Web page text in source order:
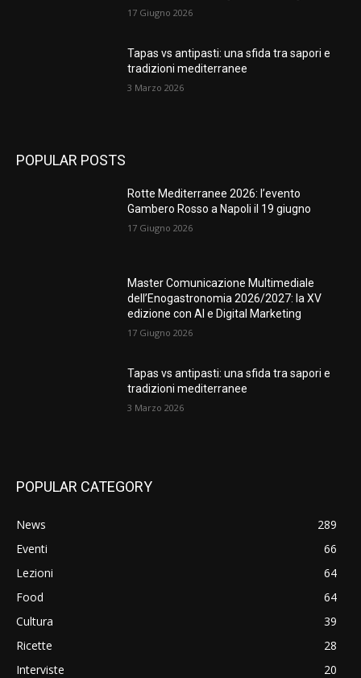
17 Giugno 2026
Tapas vs antipasti: una sfida tra sapori e
tradizioni mediterranee
3 Marzo 2026
POPULAR POSTS
Rotte Mediterranee 2026: l’evento
Gambero Rosso a Napoli il 19 giugno
17 Giugno 2026
Master Comunicazione Multimediale
dell’Enogastronomia 2026/2027: la XV
edizione con AI e Digital Marketing
17 Giugno 2026
Tapas vs antipasti: una sfida tra sapori e
tradizioni mediterranee
3 Marzo 2026
POPULAR CATEGORY
News
289
Eventi
66
Lezioni
64
Food
64
Cultura
39
Ricette
28
Interviste
20